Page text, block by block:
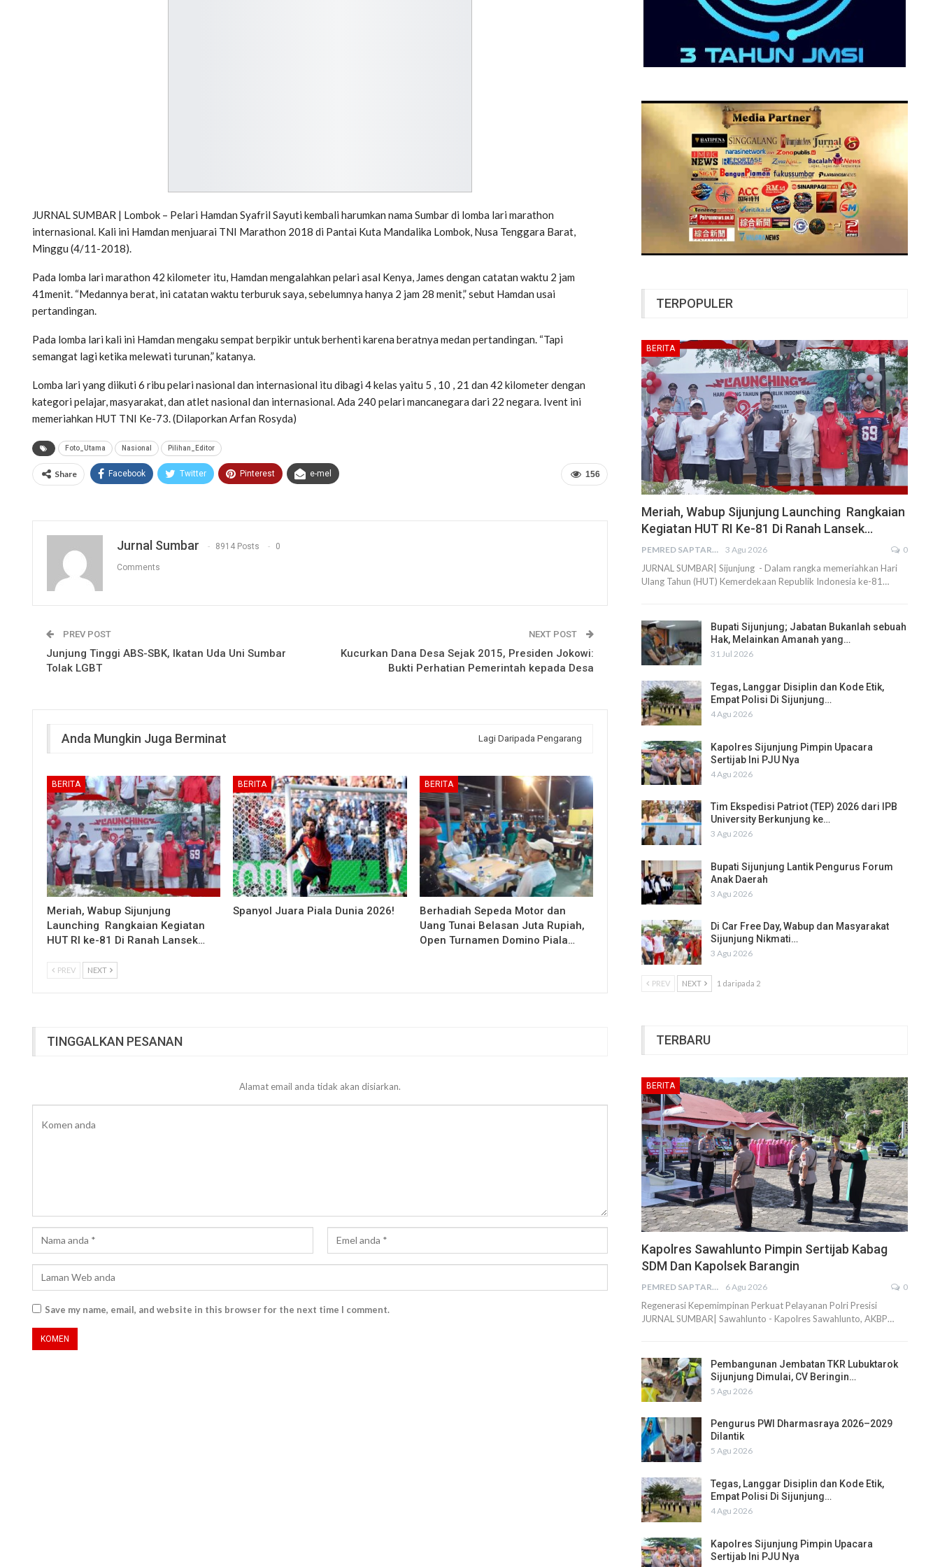
JURNAL SUMBAR | Lombok – Pelari Hamdan Syafril Sayuti kembali harumkan nama Sumbar di lomba lari marathon
internasional. Kali ini Hamdan menjuarai TNI Marathon 2018 di Pantai Kuta Mandalika Lombok, Nusa Tenggara Barat,
Minggu (4/11-2018).
Pada lomba lari marathon 42 kilometer itu, Hamdan mengalahkan pelari asal Kenya, James dengan catatan waktu 2 jam
41menit. “Medannya berat, ini catatan waktu terburuk saya, sebelumnya hanya 2 jam 28 menit,” sebut Hamdan usai
pertandingan.
Pada lomba lari kali ini Hamdan mengaku sempat berpikir untuk berhenti karena beratnya medan pertandingan. “Tapi
semangat lagi ketika melewati turunan,” katanya.
Lomba lari yang diikuti 6 ribu pelari nasional dan internasional itu dibagi 4 kelas yaitu 5 , 10 , 21 dan 42 kilometer dengan
kategori pelajar, masyarakat, dan atlet nasional dan internasional. Ada 240 pelari mancanegara dari 22 negara. Ivent ini
memeriahkan HUT TNI Ke-73. (Dilaporkan Arfan Rosyda)
Foto_Utama Nasional Pilihan_Editor
156
Share Facebook Twitter Pinterest e-mel
Jurnal Sumbar 8914 Posts 0
Comments
PREV POST
Junjung Tinggi ABS-SBK, Ikatan Uda Uni Sumbar
Tolak LGBT
NEXT POST
Kucurkan Dana Desa Sejak 2015, Presiden Jokowi:
Bukti Perhatian Pemerintah kepada Desa
Anda Mungkin Juga Berminat Lagi Daripada Pengarang
BERITA
Meriah, Wabup Sijunjung
Launching Rangkaian Kegiatan
HUT RI ke-81 Di Ranah Lansek…
BERITA
Spanyol Juara Piala Dunia 2026!
BERITA
Berhadiah Sepeda Motor dan
Uang Tunai Belasan Juta Rupiah,
Open Turnamen Domino Piala…
PREV NEXT
TINGGALKAN PESANAN
Alamat email anda tidak akan disiarkan.
Save my name, email, and website in this browser for the next time I comment.
TERPOPULER
BERITA
Meriah, Wabup Sijunjung Launching Rangkaian
Kegiatan HUT RI Ke-81 Di Ranah Lansek…
PEMRED SAPTARIUS 3 Agu 2026 0
JURNAL SUMBAR| Sijunjung - Dalam rangka memeriahkan Hari
Ulang Tahun (HUT) Kemerdekaan Republik Indonesia ke-81…
Bupati Sijunjung; Jabatan Bukanlah sebuah
Hak, Melainkan Amanah yang…
31 Jul 2026
Tegas, Langgar Disiplin dan Kode Etik,
Empat Polisi Di Sijunjung…
4 Agu 2026
Kapolres Sijunjung Pimpin Upacara
Sertijab Ini PJU Nya
4 Agu 2026
Tim Ekspedisi Patriot (TEP) 2026 dari IPB
University Berkunjung ke…
3 Agu 2026
Bupati Sijunjung Lantik Pengurus Forum
Anak Daerah
3 Agu 2026
Di Car Free Day, Wabup dan Masyarakat
Sijunjung Nikmati…
3 Agu 2026
PREV NEXT 1 daripada 2
TERBARU
BERITA
Kapolres Sawahlunto Pimpin Sertijab Kabag
SDM Dan Kapolsek Barangin
PEMRED SAPTARIUS 6 Agu 2026 0
Regenerasi Kepemimpinan Perkuat Pelayanan Polri Presisi
JURNAL SUMBAR| Sawahlunto - Kapolres Sawahlunto, AKBP…
Pembangunan Jembatan TKR Lubuktarok
Sijunjung Dimulai, CV Beringin…
5 Agu 2026
Pengurus PWI Dharmasraya 2026–2029
Dilantik
5 Agu 2026
Tegas, Langgar Disiplin dan Kode Etik,
Empat Polisi Di Sijunjung…
4 Agu 2026
Kapolres Sijunjung Pimpin Upacara
Sertijab Ini PJU Nya